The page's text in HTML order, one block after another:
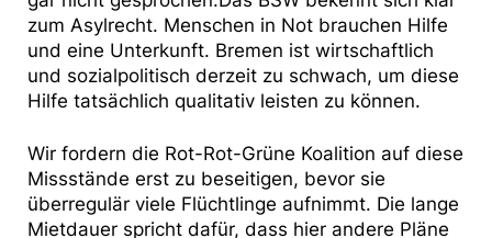
zum Asylrecht. Menschen in Not brauchen Hilfe
und eine Unterkunft. Bremen ist wirtschaftlich
und sozialpolitisch derzeit zu schwach, um diese
Hilfe tatsächlich qualitativ leisten zu können.
Wir fordern die Rot-Rot-Grüne Koalition auf diese
Missstände erst zu beseitigen, bevor sie
überregulär viele Flüchtlinge aufnimmt. Die lange
Mietdauer spricht dafür, dass hier andere Pläne